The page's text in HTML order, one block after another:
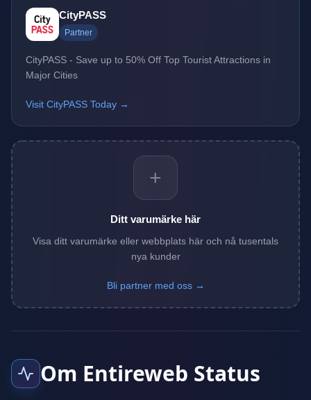
CityPASS
Partner
CityPASS - Save up to 50% Off Top Tourist Attractions in
Major Cities
Visit CityPASS Today →
+
Ditt varumärke här
Visa ditt varumärke eller webbplats här och nå tusentals
nya kunder
Bli partner med oss →
Om Entireweb Status